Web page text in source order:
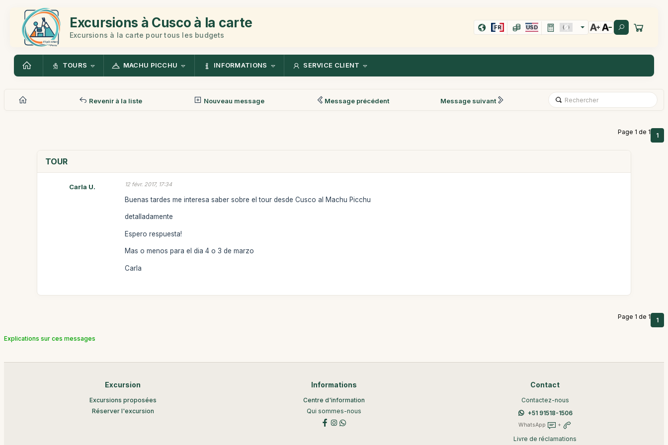
Excursions à Cusco à la carte
Excursions à la carte pour tous les budgets
FR USD
TOURS MACHU PICCHU INFORMATIONS SERVICE CLIENT
Revenir à la liste Nouveau message Message précédent Message suivant
Page 1 de 1 1
TOUR
Carla U. 12 févr. 2017, 17:34
Buenas tardes me interesa saber sobre el tour desde Cusco al Machu Picchu
detalladamente
Espero respuesta!
Mas o menos para el dia 4 o 3 de marzo
Carla
Page 1 de 1 1
Explications sur ces messages
Excursion
Excursions proposées
Réserver l'excursion
Informations
Centre d'information
Qui sommes-nous
Contact
Contactez-nous
+51 91518-1506
WhatsApp +
Livre de réclamations